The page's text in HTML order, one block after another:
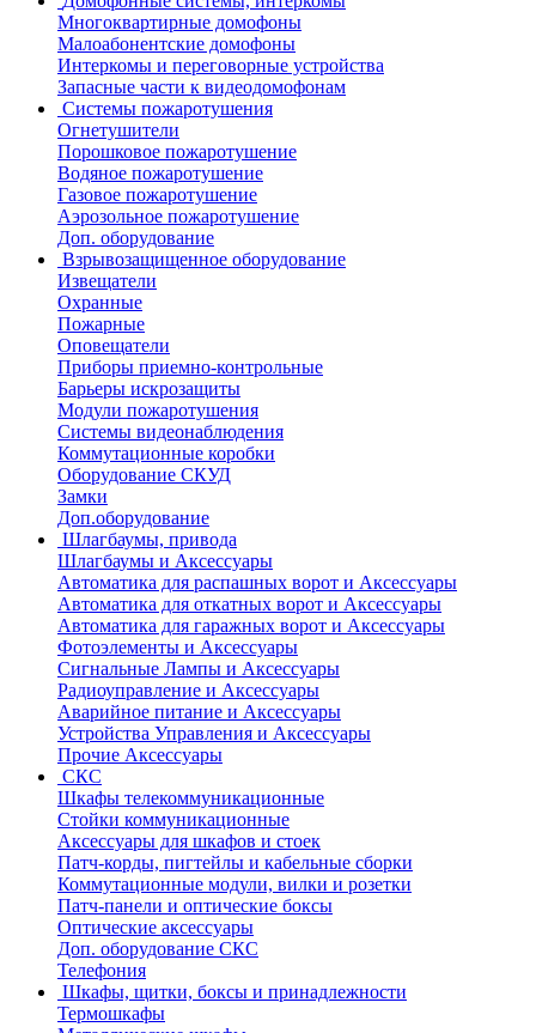
Многоквартирные домофоны
Малоабонентские домофоны
Интеркомы и переговорные устройства
Запасные части к видеодомофонам
Системы пожаротушения
Огнетушители
Порошковое пожаротушение
Водяное пожаротушение
Газовое пожаротушение
Аэрозольное пожаротушение
Доп. оборудование
Взрывозащищенное оборудование
Извещатели
Охранные
Пожарные
Оповещатели
Приборы приемно-контрольные
Барьеры искрозащиты
Модули пожаротушения
Системы видеонаблюдения
Коммутационные коробки
Оборудование СКУД
Замки
Доп.оборудование
Шлагбаумы, привода
Шлагбаумы и Аксессуары
Автоматика для распашных ворот и Аксессуары
Автоматика для откатных ворот и Аксессуары
Автоматика для гаражных ворот и Аксессуары
Фотоэлементы и Аксессуары
Сигнальные Лампы и Аксессуары
Радиоуправление и Аксессуары
Аварийное питание и Аксессуары
Устройства Управления и Аксессуары
Прочие Аксессуары
СКС
Шкафы телекоммуникационные
Стойки коммуникационные
Аксессуары для шкафов и стоек
Патч-корды, пигтейлы и кабельные сборки
Коммутационные модули, вилки и розетки
Патч-панели и оптические боксы
Оптические аксессуары
Доп. оборудование СКС
Телефония
Шкафы, щитки, боксы и принадлежности
Термошкафы